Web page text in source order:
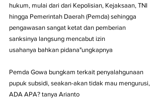
hukum, mulai dari dari Kepolisian, Kejaksaan, TNI
hingga Pemerintah Daerah (Pemda) sehingga
pengawasan sangat ketat dan pemberian
sanksinya langsung mencabut izin
usahanya bahkan pidana"ungkapnya
Pemda Gowa bungkam terkait penyalahgunaan
pupuk subsidi, seakan-akan tidak mau mengurusi,
ADA APA? tanya Arianto